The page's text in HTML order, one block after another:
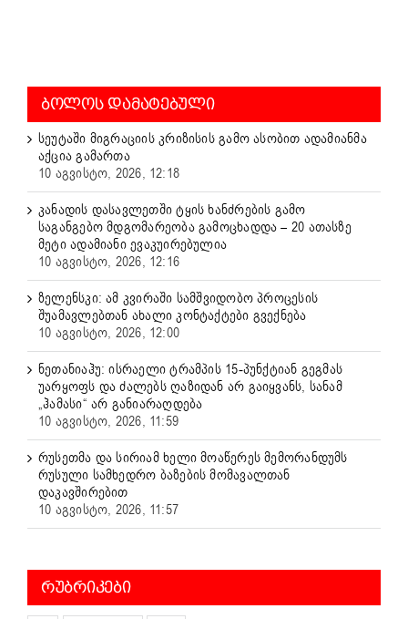
ᲑᲝᲚᲝᲡ ᲓᲐᲛᲐᲢᲔᲑᲣᲚᲘ
სეუტაში მიგრაციის კრიზისის გამო ასობით ადამიანმა
აქცია გამართა
10 აგვისტო, 2026, 12:18
კანადის დასავლეთში ტყის ხანძრების გამო
საგანგებო მდგომარეობა გამოცხადდა – 20 ათასზე
მეტი ადამიანი ევაკუირებულია
10 აგვისტო, 2026, 12:16
ზელენსკი: ამ კვირაში სამშვიდობო პროცესის
შუამავლებთან ახალი კონტაქტები გვექნება
10 აგვისტო, 2026, 12:00
ნეთანიაჰუ: ისრაელი ტრამპის 15-პუნქტიან გეგმას
უარყოფს და ძალებს ღაზიდან არ გაიყვანს, სანამ
„ჰამასი“ არ განიარაღდება
10 აგვისტო, 2026, 11:59
რუსეთმა და სირიამ ხელი მოაწერეს მემორანდუმს
რუსული სამხედრო ბაზების მომავალთან
დაკავშირებით
10 აგვისტო, 2026, 11:57
ᲠᲣᲑᲠᲘᲙᲔᲑᲘ